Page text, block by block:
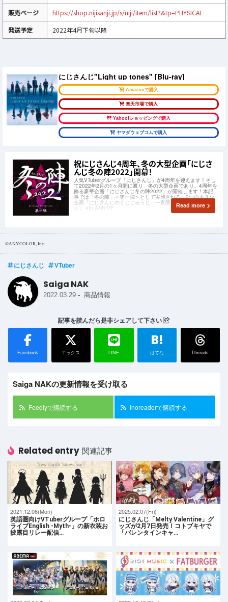
販売ページ
https://shop.nijisanji.jp/s/niji/item/list?&tp=PHYSICAL
発送予定
2022年4月下旬以降
にじさんじ"Light up tones" [Blu-ray]
Amazonで購入
楽天市場で購入
Yahoo!ショッピングで購入
ヤマダウェブコムで購入
祝にじさんじ4周年、冬の大型企画「にじさ
んじ冬の陣2022」開幕！
人気VTuberグループ「にじさんじ」が4周年を迎えます！そし
て2022年2月の1ヶ月間に渡り、冬の大型企画であり、4周年を
飾る豪華企画「にじさんじ冬の陣2022」が開催します！本記
事では「冬の陣」＜第一陣＞として実施される、2つの大きな
企画「にじさんじのくじじゅうじ」一夜限りの復活と「にじさ
んじ 4th ANNIVE Read more
©︎ANYCOLOR, Inc.
にじさんじ VTuber
Saiga NAK
2022.03.29 - 商品情報
記事を読んだら是非シェアして下さい
Facebook エックス LINE
B!
はてな Threads
Saiga NAKの更新情報を受け取る
Feedlyで購読する Inoreaderで購読する
Related entry 関連記事
2021.12.06(Mon)
英語圏向けVTuberグループ「ホロ
ライブEnglish -Myth-」の新衣装お
披露目リレー配信…
2025.02.07(Fri)
にじさんじ「Melty Valentine」グ
ッズが2月7日発売！コトブキヤで
「バレンタインキャ…